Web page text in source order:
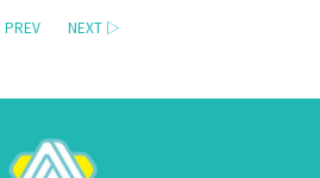
NEXT ▷